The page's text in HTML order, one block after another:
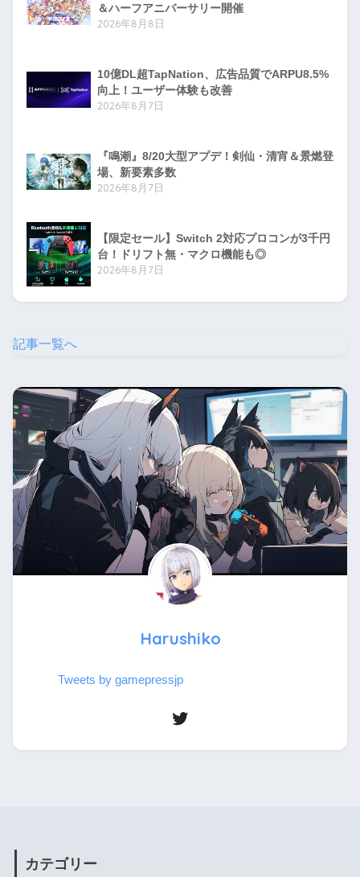
＆ハーフアニバーサリー開催
2026年8月8日
10億DL超TapNation、広告品質でARPU8.5%
向上！ユーザー体験も改善
2026年8月7日
『鳴潮』8/20大型アプデ！剣仙・清宵＆景燃登
場、新要素多数
2026年8月7日
【限定セール】Switch 2対応プロコンが3千円
台！ドリフト無・マクロ機能も◎
2026年8月7日
記事一覧へ
Harushiko
Tweets by gamepressjp
カテゴリー